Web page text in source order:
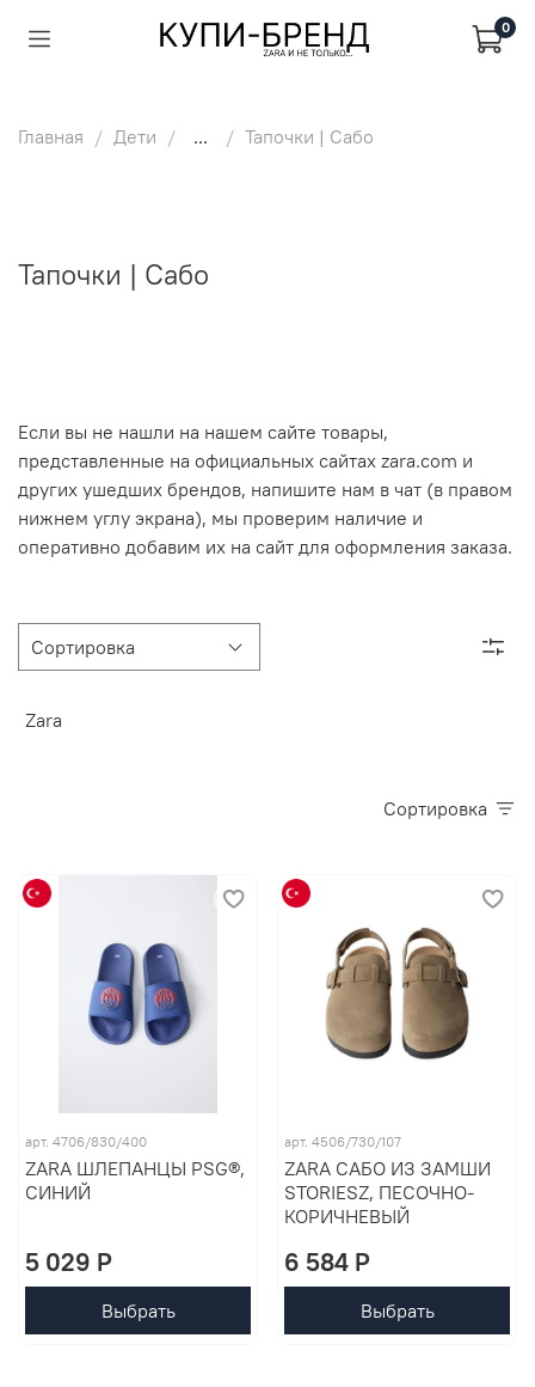
0
Главная Дети ... Тапочки | Сабо
Тапочки | Сабо
Если вы не нашли на нашем сайте товары,
представленные на официальных сайтах zara.com и
других ушедших брендов, напишите нам в чат (в правом
нижнем углу экрана), мы проверим наличие и
оперативно добавим их на сайт для оформления заказа.
Zara
Сортировка
арт. 4706/830/400
ZARA ШЛЕПАНЦЫ PSG®,
СИНИЙ
5 029 P
Выбрать
арт. 4506/730/107
ZARA САБО ИЗ ЗАМШИ
STORIESZ, ПЕСОЧНО-
КОРИЧНЕВЫЙ
6 584 P
Выбрать